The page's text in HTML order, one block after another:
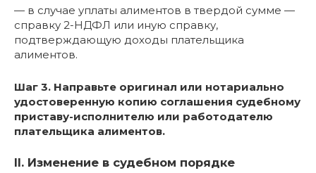
— в случае уплаты алиментов в твердой сумме —
справку 2-НДФЛ или иную справку,
подтверждающую доходы плательщика
алиментов.
Шаг 3. Направьте оригинал или нотариально
удостоверенную копию соглашения судебному
приставу-исполнителю или работодателю
плательщика алиментов.
II. Изменение в судебном порядке